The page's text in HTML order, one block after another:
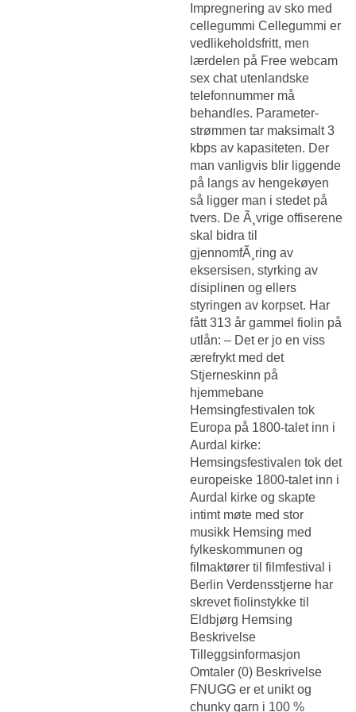
Impregnering av sko med
cellegummi Cellegummi er
vedlikeholdsfritt, men
lærdelen på Free webcam
sex chat utenlandske
telefonnummer må
behandles. Parameter-
strømmen tar maksimalt 3
kbps av kapasiteten. Der
man vanligvis blir liggende
på langs av hengekøyen
så ligger man i stedet på
tvers. De Ã¸vrige offiserene
skal bidra til
gjennomfÃ¸ring av
eksersisen, styrking av
disiplinen og ellers
styringen av korpset. Har
fått 313 år gammel fiolin på
utlån: – Det er jo en viss
ærefrykt med det
Stjerneskinn på
hjemmebane
Hemsingfestivalen tok
Europa på 1800-talet inn i
Aurdal kirke:
Hemsingsfestivalen tok det
europeiske 1800-talet inn i
Aurdal kirke og skapte
intimt møte med stor
musikk Hemsing med
fylkeskommunen og
filmaktører til filmfestival i
Berlin Verdensstjerne har
skrevet fiolinstykke til
Eldbjørg Hemsing
Beskrivelse
Tilleggsinformasjon
Omtaler (0) Beskrivelse
FNUGG er et unikt og
chunky garn i 100 %